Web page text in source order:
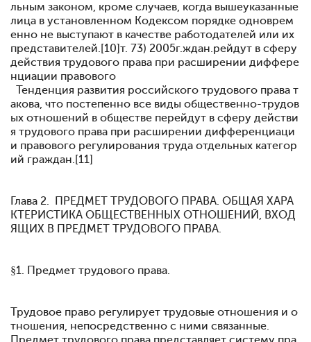
льным законом, кроме случаев, когда вышеуказанные
лица в установленном Кодексом порядке одноврем
енно не выступают в качестве работодателей или их
представителей.[10]т. 73) 2005г.ждан.рейдут в сферу
действия трудового права при расширении диффере
нциации правового
Тенденция развития российского трудового права т
акова, что постепенно все виды общественно-трудов
ых отношений в обществе перейдут в сферу действи
я трудового права при расширении дифференциаци
и правового регулирования труда отдельных категор
ий граждан.[11]
Глава 2. ПРЕДМЕТ ТРУДОВОГО ПРАВА. ОБЩАЯ ХАРА
КТЕРИСТИКА ОБЩЕСТВЕННЫХ ОТНОШЕНИЙ, ВХОД
ЯЩИХ В ПРЕДМЕТ ТРУДОВОГО ПРАВА.
§1. Предмет трудового права.
Трудовое право регулирует трудовые отношения и о
тношения, непосредственно с ними связанные.